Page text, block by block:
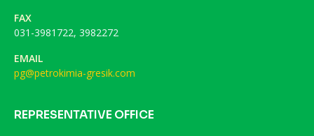
FAX
031-3981722, 3982272
EMAIL
pg@petrokimia-gresik.com
REPRESENTATIVE OFFICE